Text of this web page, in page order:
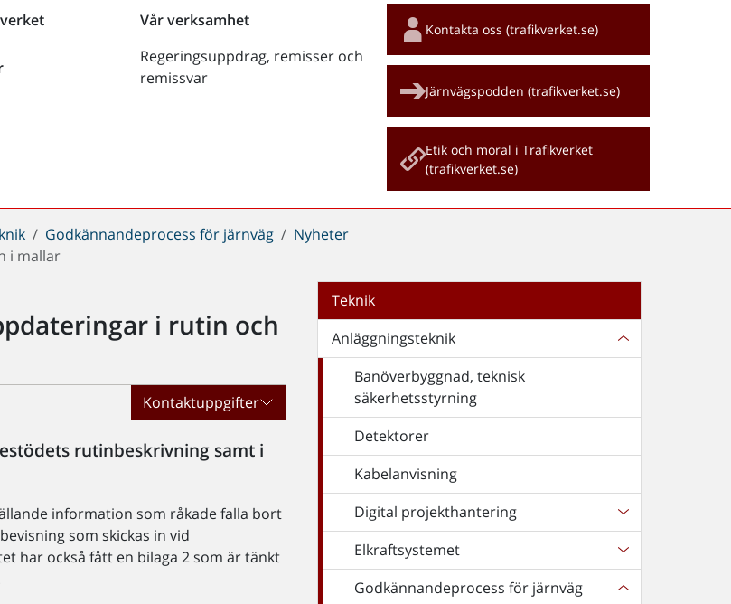
Vår verksamhet
Regeringsuppdrag, remisser och
remissvar
Snabblänkar
Kontakta oss (trafikverket.se)
Järnvägspodden (trafikverket.se)
Etik och moral i Trafikverket
(trafikverket.se)
Godkännandeprocess för järnväg
Nyheter
i mallar
i rutin och
Kontaktuppgifter
rutinbeskrivning samt i
information som råkade falla bort
som skickas in vid
har också fått en bilaga 2 som är tänkt
Teknik
Anläggningsteknik
Banöverbyggnad, teknisk
säkerhetsstyrning
Detektorer
Kabelanvisning
Digital projekthantering
Elkraftsystemet
Godkännandeprocess för järnväg